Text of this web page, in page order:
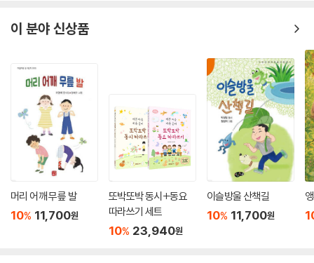
이 분야 신상품
머리 어깨 무릎 발
10% 11,700원
또박또박 동시+동요
따라쓰기 세트
10% 23,940원
이슬방울 산책길
10% 11,700원